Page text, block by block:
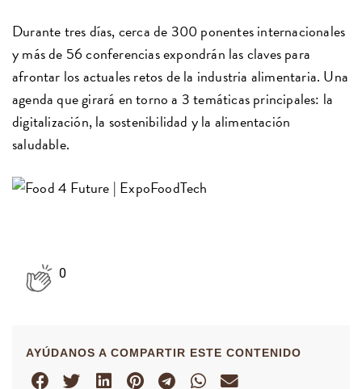
Durante tres días, cerca de 300 ponentes internacionales
y más de 56 conferencias expondrán las claves para
afrontar los actuales retos de la industria alimentaria. Una
agenda que girará en torno a 3 temáticas principales: la
digitalización, la sostenibilidad y la alimentación
saludable.
0
AYÚDANOS A COMPARTIR ESTE CONTENIDO